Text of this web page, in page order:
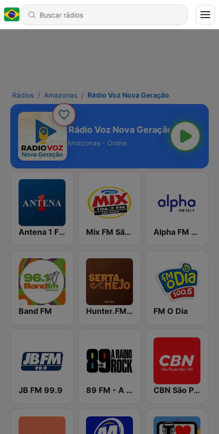
Rádios Amazonas Rádio Voz Nova Geração
Geração
Amazonas - Online
Antena 1 FM Mix FM São Paulo Alpha FM 101.7
Band FM Hunter.FM - Sertanejo FM O Dia
JB FM 99.9 89 FM - A Rádio Rock CBN São Paulo